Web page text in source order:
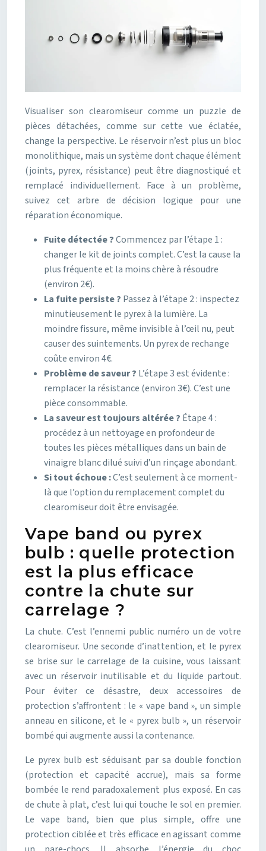
Visualiser son clearomiseur comme un puzzle de
pièces détachées, comme sur cette vue éclatée,
change la perspective. Le réservoir n’est plus un bloc
monolithique, mais un système dont chaque élément
(joints, pyrex, résistance) peut être diagnostiqué et
remplacé individuellement. Face à un problème,
suivez cet arbre de décision logique pour une
réparation économique.
Fuite détectée ?Commencez par l’étape 1 :
changer le kit de joints complet. C’est la cause la
plus fréquente et la moins chère à résoudre
(environ 2€).
La fuite persiste ? Passez à l’étape 2 : inspectez
minutieusement le pyrex à la lumière. La
moindre fissure, même invisible à l’œil nu, peut
causer des suintements. Un pyrex de rechange
coûte environ 4€.
Problème de saveur ? L’étape 3 est évidente :
remplacer la résistance (environ 3€). C’est une
pièce consommable.
La saveur est toujours altérée ? Étape 4 :
procédez à un nettoyage en profondeur de
toutes les pièces métalliques dans un bain de
vinaigre blanc dilué suivi d’un rinçage abondant.
Si tout échoue :C’est seulement à ce moment-
là que l’option du remplacement complet du
clearomiseur doit être envisagée.
Vape band ou pyrex
bulb : quelle protection
est la plus efficace
contre la chute sur
carrelage ?
La chute. C’est l’ennemi public numéro un de votre
clearomiseur. Une seconde d’inattention, et le pyrex
se brise sur le carrelage de la cuisine, vous laissant
avec un réservoir inutilisable et du liquide partout.
Pour éviter ce désastre, deux accessoires de
protection s’affrontent : le « vape band », un simple
anneau en silicone, et le « pyrex bulb », un réservoir
bombé qui augmente aussi la contenance.
Le pyrex bulb est séduisant par sa double fonction
(protection et capacité accrue), mais sa forme
bombée le rend paradoxalement plus exposé. En cas
de chute à plat, c’est lui qui touche le sol en premier.
Le vape band, bien que plus simple, offre une
protection ciblée et très efficace en agissant comme